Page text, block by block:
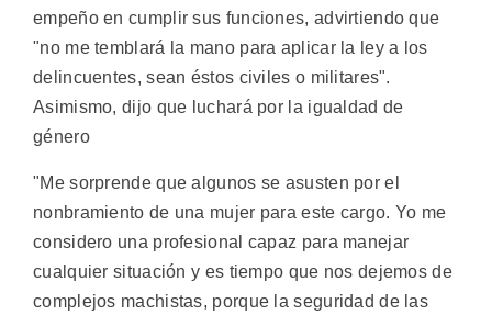
empeño en cumplir sus funciones, advirtiendo que
"no me temblará la mano para aplicar la ley a los
delincuentes, sean éstos civiles o militares".
Asimismo, dijo que luchará por la igualdad de
género
"Me sorprende que algunos se asusten por el
nonbramiento de una mujer para este cargo. Yo me
considero una profesional capaz para manejar
cualquier situación y es tiempo que nos dejemos de
complejos machistas, porque la seguridad de las